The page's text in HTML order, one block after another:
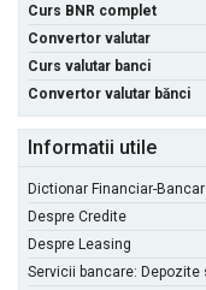
Curs BNR complet
Convertor valutar
Curs valutar banci
Convertor valutar bănci
Informatii utile
Dictionar Financiar-Bancar
Despre Credite
Despre Leasing
Servicii bancare: